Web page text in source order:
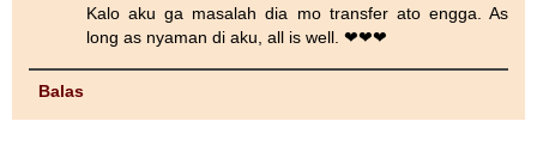
Kalo aku ga masalah dia mo transfer ato engga. As
long as nyaman di aku, all is well. ❤❤❤
Balas